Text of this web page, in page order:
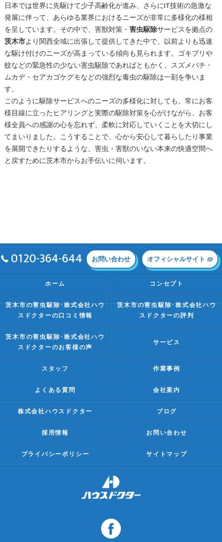
日本では世界に先駆けて少子高齢化が進み、さらにIT技術の急激な
発展に伴って、あらゆる業界におけるニーズが非常に多様化の様相
を呈しています。その中で、害獣対策・ 害虫駆除サービスを拠点の
茨木市より関西全域に出張して提供してきた中で、以前よりも迅速
な駆け付けのニーズが高まっている傾向も見られます。ゴキブリや
蚊などの緊急性の少ない害虫駆除であればともかく、スズメバチ・
ムカデ・セアカゴケグモなどの強烈な毒虫の駆除は一刻を争いま
す。
このように駆除サービスへのニーズの多様化に対しても、常にお客
様目線に立ったヒアリングと実際の駆除対策を心がけながら、お客
様全員への感謝の心を忘れず、柔軟に対応していくことを大切にし
てまいりました。こうすることで、心から安心して暮らしたり事業
を展開できたりするような、害虫・害獣のいない本来の快適空間へ
と戻すために茨木市からお手伝いに伺います。
0120-364-644 お問い合わせ オフィシャルサイト
ホーム コンセプト
茨木市の害虫駆除･株式会社ハウ
スドクターの口コミ情報
茨木市の害虫駆除･株式会社ハウ
スドクターの評判
茨木市の害虫駆除･株式会社ハウ
スドクターのお客様の声
サービス
スタッフ 作業事例
よくある質問 会社案内
株式会社ハウスドクター ブログ
採用情報 お問い合わせ
プライバシーポリシー サイトマップ